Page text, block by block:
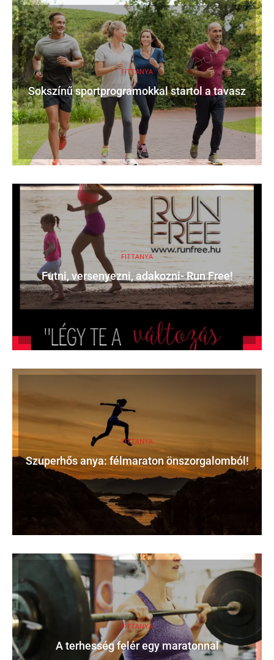
FITTANYA
Sokszínű sportprogramokkal startol a tavasz
FITTANYA
Futni, versenyezni, adakozni- Run Free!
FITTANYA
Szuperhős anya: félmaraton önszorgalomból!
FITTANYA
A terhesség felér egy maratonnal